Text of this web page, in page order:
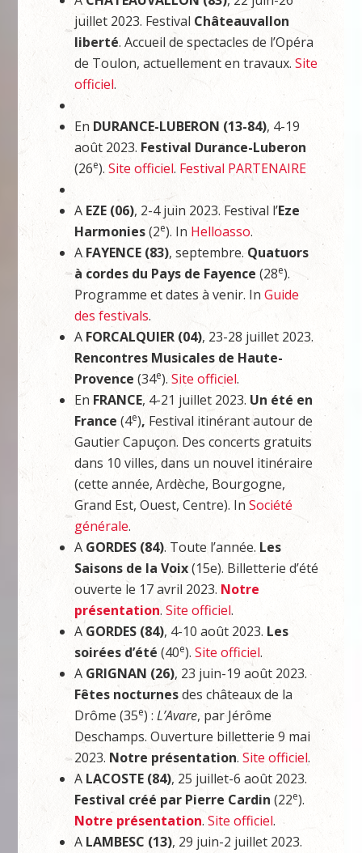
juillet 2023. Festival Châteauvallon
liberté. Accueil de spectacles de l’Opéra
de Toulon, actuellement en travaux.Site
officiel.
En DURANCE-LUBERON (13-84), 4-19
août 2023. Festival Durance-Luberon
(26e).Site officiel. Festival PARTENAIRE
A EZE (06), 2-4 juin 2023. Festival l’Eze
Harmonies(2e). In Helloasso.
AFAYENCE (83), septembre. Quatuors
à cordes du Pays de Fayence(28e).
Programme et dates à venir. InGuide
des festivals.
A FORCALQUIER (04), 23-28 juillet 2023.
Rencontres Musicales de Haute-
Provence(34e).Site officiel.
En FRANCE, 4-21 juillet 2023. Un été en
France(4e), Festival itinérant autour de
Gautier Capuçon. Des concerts gratuits
dans 10 villes, dans un nouvel itinéraire
(cette année, Ardèche, Bourgogne,
Grand Est, Ouest, Centre). InSociété
générale.
A GORDES (84). Toute l’année. Les
Saisons de la Voix(15e). Billetterie d’été
ouverte le 17 avril 2023. Notre
présentation.Site officiel.
A GORDES (84), 4-10 août 2023. Les
soirées d’été(40e).Site officiel.
A GRIGNAN (26), 23 juin-19 août 2023.
Fêtes nocturnesdes châteaux de la
Drôme (35e) :L’Avare, par Jérôme
Deschamps. Ouverture billetterie 9 mai
2023. Notre présentation.Site officiel.
A LACOSTE (84), 25 juillet-6 août 2023.
Festival créé par Pierre Cardin (22e).
Notre présentation.Site officiel.
A LAMBESC (13), 29 juin-2 juillet 2023.